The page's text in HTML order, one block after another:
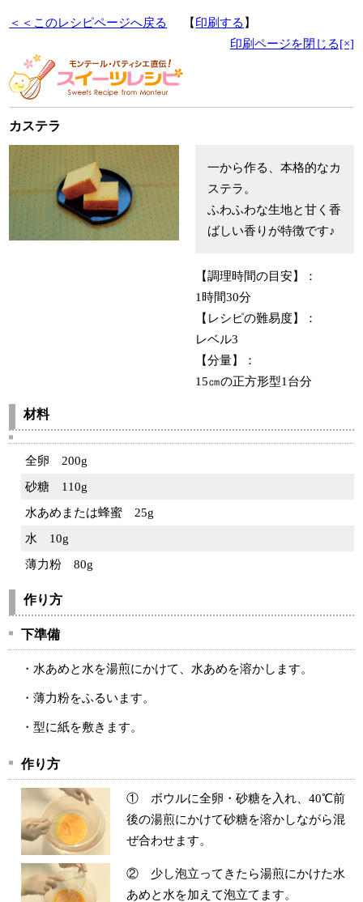
＜＜このレシピページへ戻る 【 印刷する 】
印刷ページを閉じる[×]
カステラ
一から作る、本格的なカ
ステラ。
ふわふわな生地と甘く香
ばしい香りが特徴です♪
【調理時間の目安】：
1時間30分
【レシピの難易度】：
レベル3
【分量】：
15㎝の正方形型1台分
材料
全卵
200g
砂糖
110g
水あめまたは蜂蜜
25g
水
10g
薄力粉
80g
作り方
下準備
・水あめと水を湯煎にかけて、水あめを溶かします。
・薄力粉をふるいます。
・型に紙を敷きます。
作り方
① ボウルに全卵・砂糖を入れ、40℃前
後の湯煎にかけて砂糖を溶かしながら混
ぜ合わせます。
② 少し泡立ってきたら湯煎にかけた水
あめと水を加えて泡立てます。